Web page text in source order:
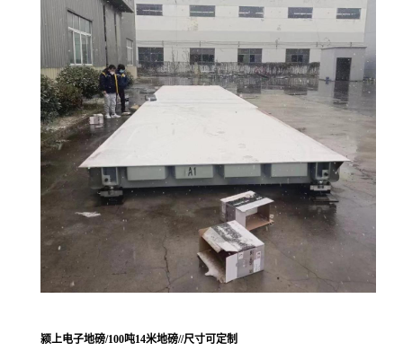
颍上电子地磅/100吨14米地磅//尺寸可定制